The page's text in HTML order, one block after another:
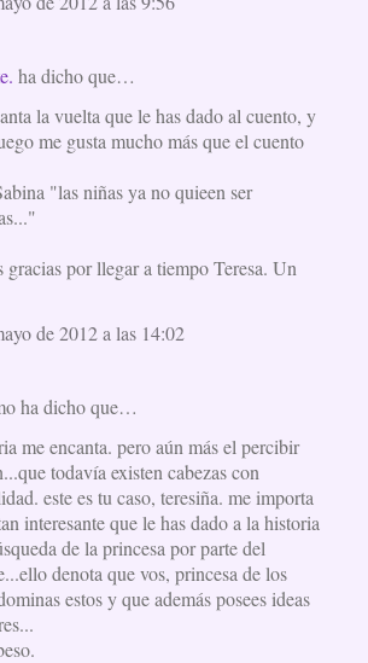
ha dicho que…
la vuelta que le has dado al cuento, y
me gusta mucho más que el cuento
"las niñas ya no quieen ser
gracias por llegar a tiempo Teresa. Un
de 2012 a las 14:02
ha dicho que…
me encanta. pero aún más el percibir
todavía existen cabezas con
este es tu caso, teresiña. me importa
interesante que le has dado a la historia
de la princesa por parte del
denota que vos, princesa de los
estos y que además posees ideas